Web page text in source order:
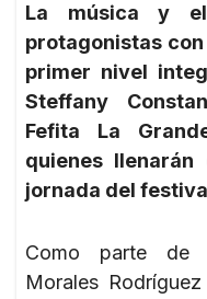
La música y el
protagonistas
primer nivel
Steffany
Fefita La
quienes
jornada del
Como parte de
Morales